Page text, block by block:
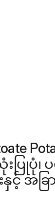
ြုပုံ၊
င့် အခြ